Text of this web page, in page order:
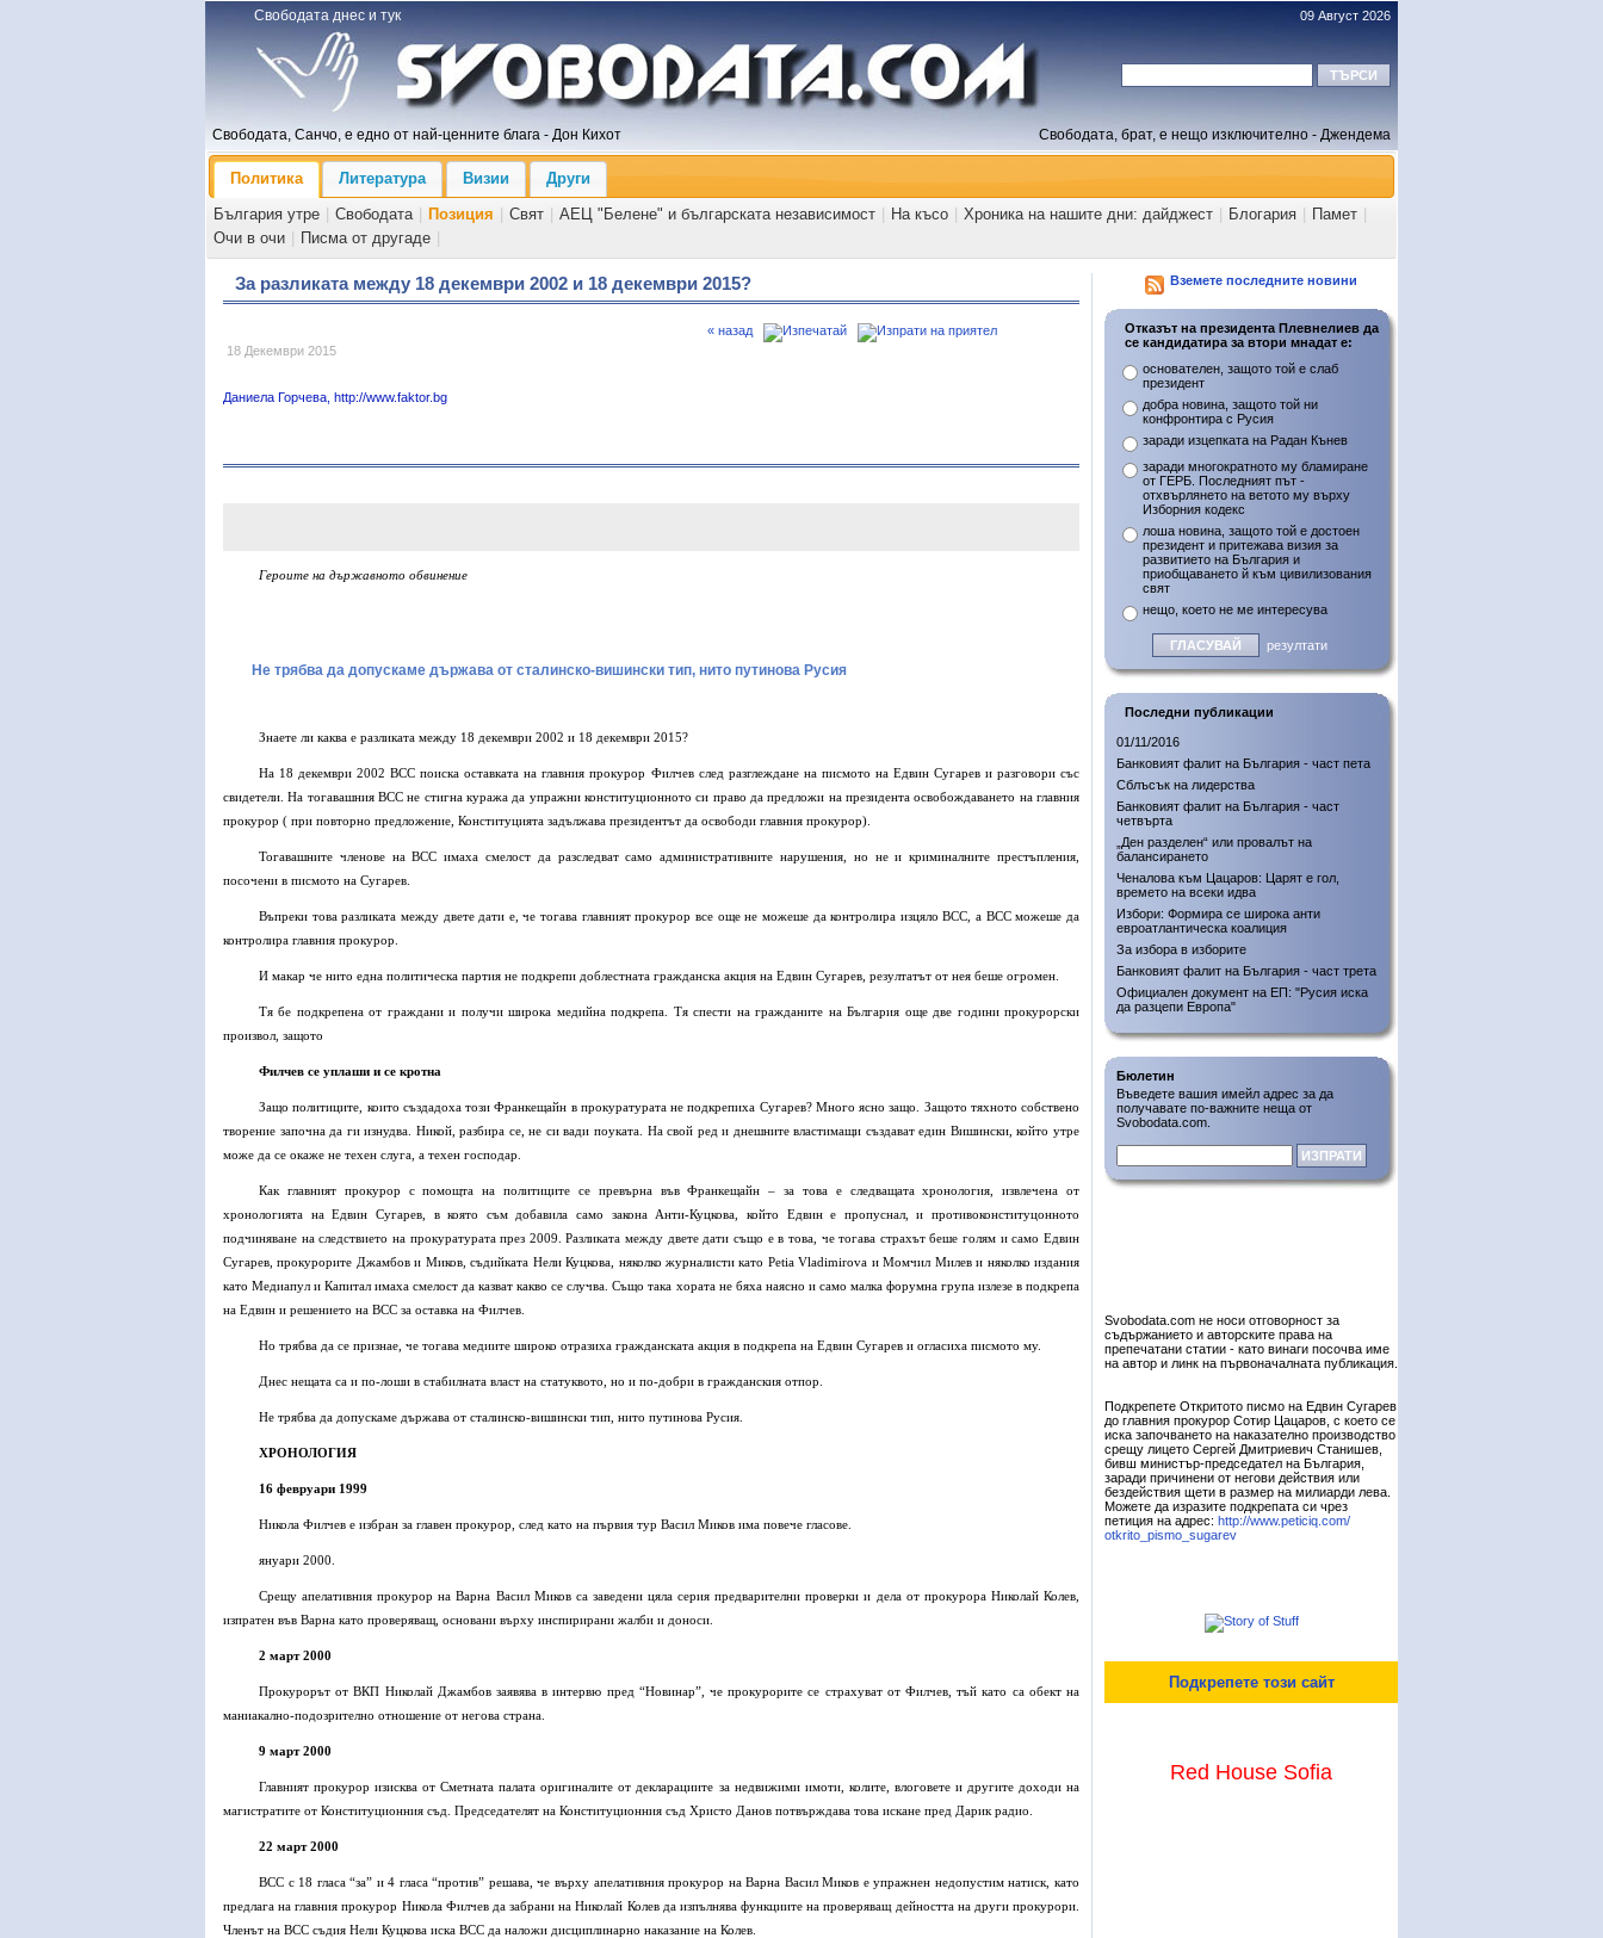
Свободата днес и тук 09 Август 2026
Свободата, Санчо, е едно от най-ценните блага - Дон Кихот Свободата, брат, е нещо изключително - Джендема
Политика Литература Визии
Други
България утре
Свободата Позиция Свят АЕЦ "Белене" и българската независимост На късо Хроника на нашите дни: дайджест Блогария Памет
Очи в очи
Писма от другаде
За разликата между 18 декември 2002 и 18 декември 2015?
18 Декември 2015
« назад
Даниела Горчева, http://www.faktor.bg
Героите на държавното обвинение
Не трябва да допускаме държава от сталинско-вишински тип, нито путинова Русия
Знаете ли каква е разликата между 18 декември 2002 и 18 декември 2015?
На 18 декември 2002 ВСС поиска оставката на главния прокурор Филчев след разглеждане на писмото на Едвин Сугарев и разговори със
свидетели. На тогавашния ВСС не стигна куража да упражни конституционното си право да предложи на президента освобождаването на главния
прокурор ( при повторно предложение, Конституцията задължава президентът да освободи главния прокурор).
Тогавашните членове на ВСС имаха смелост да разследват само административните нарушения, но не и криминалните престъпления,
посочени в писмото на Сугарев.
Въпреки това разликата между двете дати е, че тогава главният прокурор все още не можеше да контролира изцяло ВСС, а ВСС можеше да
контролира главния прокурор.
И макар че нито една политическа партия не подкрепи доблестната гражданска акция на Едвин Сугарев, резултатът от нея беше огромен.
Тя бе подкрепена от граждани и получи широка медийна подкрепа. Тя спести на гражданите на България още две години прокурорски
произвол, защото
Филчев се уплаши и се кротна
Защо политиците, които създадоха този Франкещайн в прокуратурата не подкрепиха Сугарев? Много ясно защо. Защото тяхното собствено
творение започна да ги изнудва. Никой, разбира се, не си вади поуката. На свой ред и днешните властимащи създават един Вишински, който утре
може да се окаже не техен слуга, а техен господар.
Как главният прокурор с помощта на политиците се превърна във Франкещайн – за това е следващата хронология, извлечена от
хронологията на Едвин Сугарев, в която съм добавила само закона Анти-Куцкова, който Едвин е пропуснал, и противоконституцонното
подчиняване на следствието на прокуратурата през 2009. Разликата между двете дати също е в това, че тогава страхът беше голям и само Едвин
Сугарев, прокурорите Джамбов и Миков, съдийката Нели Куцкова, няколко журналисти като Petia Vladimirova и Момчил Милев и няколко издания
като Медиапул и Капитал имаха смелост да казват какво се случва. Също така хората не бяха наясно и само малка форумна група излезе в подкрепа
на Едвин и решението на ВСС за оставка на Филчев.
Но трябва да се признае, че тогава медиите широко отразиха гражданската акция в подкрепа на Едвин Сугарев и огласиха писмото му.
Днес нещата са и по-лоши в стабилната власт на статуквото, но и по-добри в гражданския отпор.
Не трябва да допускаме държава от сталинско-вишински тип, нито путинова Русия.
ХРОНОЛОГИЯ
16 февруари 1999
Никола Филчев е избран за главен прокурор, след като на първия тур Васил Миков има повече гласове.
януари 2000.
Срещу апелативния прокурор на Варна Васил Миков са заведени цяла серия предварителни проверки и дела от прокурора Николай Колев,
изпратен във Варна като проверяващ, основани върху инспирирани жалби и доноси.
2 март 2000
Прокурорът от ВКП Николай Джамбов заявява в интервю пред “Новинар”, че прокурорите се страхуват от Филчев, тъй като са обект на
маниакално-подозрително отношение от негова страна.
9 март 2000
Главният прокурор изисква от Сметната палата оригиналите от декларациите за недвижими имоти, колите, влоговете и другите доходи на
магистратите от Конституционния съд. Председателят на Конституционния съд Христо Данов потвърждава това искане пред Дарик радио.
22 март 2000
ВСС с 18 гласа “за” и 4 гласа “против” решава, че върху апелативния прокурор на Варна Васил Миков е упражнен недопустим натиск, като
предлага на главния прокурор Никола Филчев да забрани на Николай Колев да изпълнява функциите на проверяващ дейността на други прокурори.
Членът на ВСС съдия Нели Куцкова иска ВСС да наложи дисциплинарно наказание на Колев.
Вземете последните новини
Отказът на президента Плевнелиев да
се кандидатира за втори мнадат е:
основателен, защото той е слаб
президент
добра новина, защото той ни
конфронтира с Русия
заради изцепката на Радан Кънев
заради многократното му бламиране
от ГЕРБ. Последният път -
отхвърлянето на ветото му върху
Изборния кодекс
лоша новина, защото той е достоен
президент и притежава визия за
развитието на България и
приобщаването й към цивилизования
свят
нещо, което не ме интересува
резултати
Последни публикации
01/11/2016
Банковият фалит на България - част пета
Сблъсък на лидерства
Банковият фалит на България - част
четвърта
„Ден разделен“ или провалът на
балансирането
Ченалова към Цацаров: Царят е гол,
времето на всеки идва
Избори: Формира се широка анти
евроатлантическа коалиция
За избора в изборите
Банковият фалит на България - част трета
Официален документ на ЕП: "Русия иска
да разцепи Европа"
Бюлетин
Въведете вашия имейл адрес за да
получавате по-важните неща от
Svobodata.com.
Svobodata.com не носи отговорност за
съдържанието и авторските права на
препечатани статии - като винаги посочва име
на автор и линк на първоначалната публикация.
Подкрепете Откритото писмо на Едвин Сугарев
до главния прокурор Сотир Цацаров, с което се
иска започването на наказателно производство
срещу лицето Сергей Дмитриевич Станишев,
бивш министър-председател на България,
заради причинени от негови действия или
бездействия щети в размер на милиарди лева.
Можете да изразите подкрепата си чрез
петиция на адрес: http://www.peticiq.com/
otkrito_pismo_sugarev
Подкрепете този сайт
Red House Sofia